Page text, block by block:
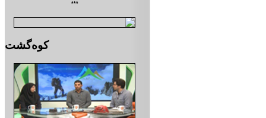
***
کوه‌گشت